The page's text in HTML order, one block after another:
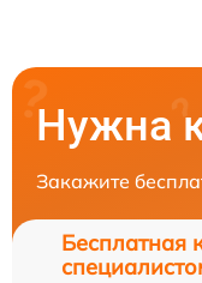
Нужна
Закажите
Бесплатная